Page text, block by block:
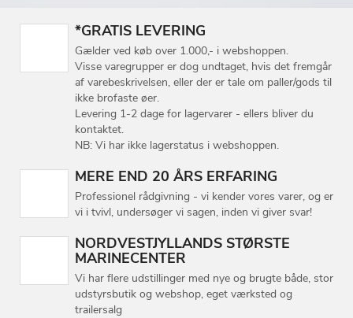
*GRATIS LEVERING
Gælder ved køb over 1.000,- i webshoppen.
Visse varegrupper er dog undtaget, hvis det fremgår
af varebeskrivelsen, eller der er tale om paller/gods til
ikke brofaste øer.
Levering 1-2 dage for lagervarer - ellers bliver du
kontaktet.
NB: Vi har ikke lagerstatus i webshoppen.
MERE END 20 ÅRS ERFARING
Professionel rådgivning - vi kender vores varer, og er
vi i tvivl, undersøger vi sagen, inden vi giver svar!
NORDVESTJYLLANDS STØRSTE
MARINECENTER
Vi har flere udstillinger med nye og brugte både, stor
udstyrsbutik og webshop, eget værksted og
trailersalg